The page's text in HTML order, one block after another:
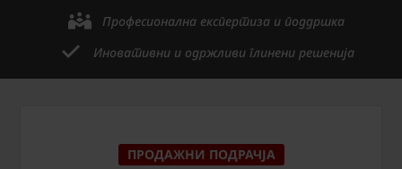
Професионална експертиза и поддршка
Иновативни и одржливи глинени решенија
ПРОДАЖНИ ПОДРАЧЈА